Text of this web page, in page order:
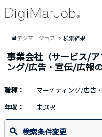
デジマージョブ 検索結果
事業会社（サービス/
ング/広告・宣伝/広報
職種：
マーケティング/広告
年収：
未選択
検索条件変更